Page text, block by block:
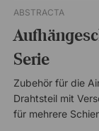
ABSTRACTA
Serie
Zubehör für die
Drahtsteil mit
für mehrere